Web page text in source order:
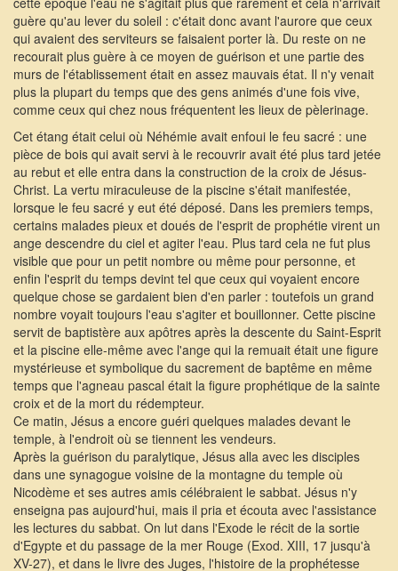
guère qu'au lever du soleil : c'était donc avant l'aurore que ceux
qui avaient des serviteurs se faisaient porter là. Du reste on ne
recourait plus guère à ce moyen de guérison et une partie des
murs de l'établissement était en assez mauvais état. Il n'y venait
plus la plupart du temps que des gens animés d'une fois vive,
comme ceux qui chez nous fréquentent les lieux de pèlerinage.
Cet étang était celui où Néhémie avait enfoui le feu sacré : une
pièce de bois qui avait servi à le recouvrir avait été plus tard jetée
au rebut et elle entra dans la construction de la croix de Jésus-
Christ. La vertu miraculeuse de la piscine s'était manifestée,
lorsque le feu sacré y eut été déposé. Dans les premiers temps,
certains malades pieux et doués de l'esprit de prophétie virent un
ange descendre du ciel et agiter l'eau. Plus tard cela ne fut plus
visible que pour un petit nombre ou même pour personne, et
enfin l'esprit du temps devint tel que ceux qui voyaient encore
quelque chose se gardaient bien d'en parler : toutefois un grand
nombre voyait toujours l'eau s'agiter et bouillonner. Cette piscine
servit de baptistère aux apôtres après la descente du Saint-Esprit
et la piscine elle-même avec l'ange qui la remuait était une figure
mystérieuse et symbolique du sacrement de baptême en même
temps que l'agneau pascal était la figure prophétique de la sainte
croix et de la mort du rédempteur.
Ce matin, Jésus a encore guéri quelques malades devant le
temple, à l'endroit où se tiennent les vendeurs.
Après la guérison du paralytique, Jésus alla avec les disciples
dans une synagogue voisine de la montagne du temple où
Nicodème et ses autres amis célébraient le sabbat. Jésus n'y
enseigna pas aujourd'hui, mais il pria et écouta avec l'assistance
les lectures du sabbat. On lut dans l'Exode le récit de la sortie
d'Egypte et du passage de la mer Rouge (Exod. XIII, 17 jusqu'à
XV-27), et dans le livre des Juges, l'histoire de la prophétesse